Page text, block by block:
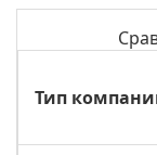
Тип